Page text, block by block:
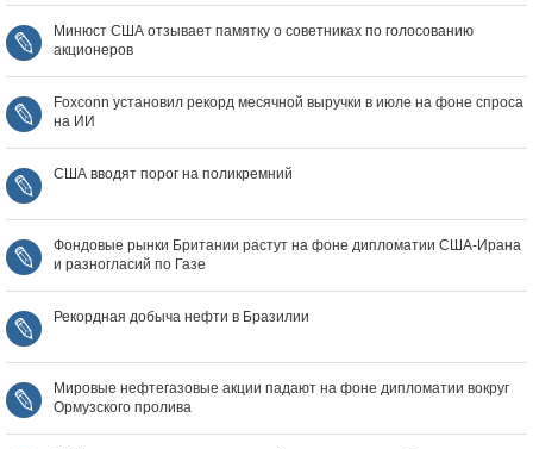
Минюст США отзывает памятку о советниках по голосованию
акционеров
Foxconn установил рекорд месячной выручки в июле на фоне спроса
на ИИ
США вводят порог на поликремний
Фондовые рынки Британии растут на фоне дипломатии США‑Ирана
и разногласий по Газе
Рекордная добыча нефти в Бразилии
Мировые нефтегазовые акции падают на фоне дипломатии вокруг
Ормузского пролива